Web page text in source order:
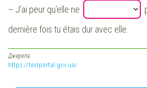
– J’ai peur qu’elle ne
dernière fois tu étais dur avec elle.
Джерела:
https://testportal.gov.ua/